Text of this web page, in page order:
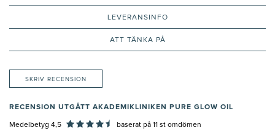
LEVERANSINFO
ATT TÄNKA PÅ
SKRIV RECENSION
RECENSION UTGÅTT AKADEMIKLINIKEN PURE GLOW OIL
Medelbetyg 4,5 baserat på 11 st omdömen